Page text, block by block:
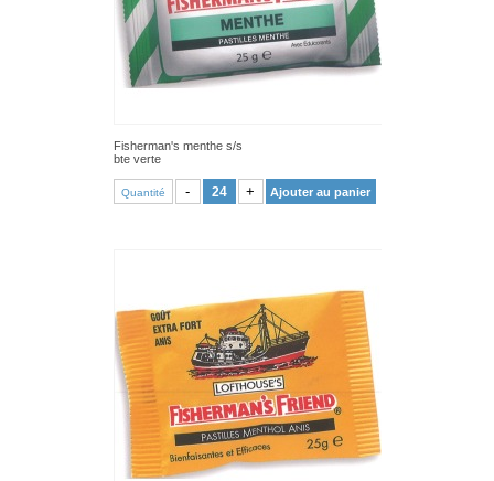
Fisherman's menthe s/s
bte verte
Quantité - + Ajouter au panier